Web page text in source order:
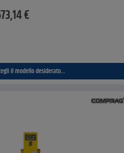
€
il modello desiderato...